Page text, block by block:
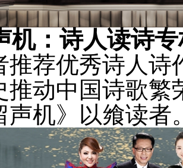
机：诗人读诗
推荐优秀诗人
推动中国诗歌
声机》以飨读者